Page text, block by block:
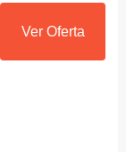
Ver Oferta